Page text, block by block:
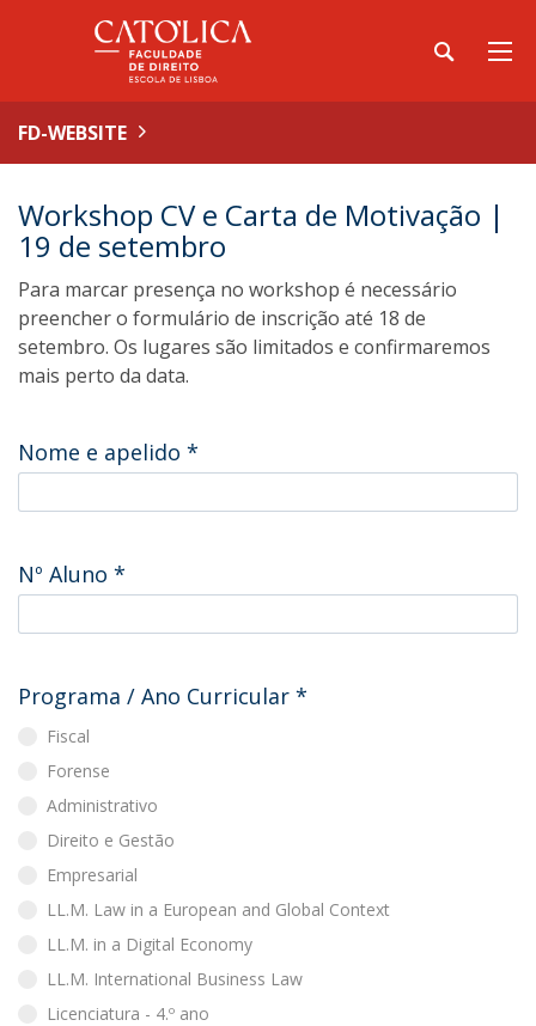
FD-WEBSITE
Workshop CV e Carta de Motivação |
19 de setembro
Para marcar presença no workshop é necessário
preencher o formulário de inscrição até 18 de
setembro. Os lugares são limitados e confirmaremos
mais perto da data.
Nome e apelido *
Nº Aluno *
Programa / Ano Curricular *
Fiscal
Forense
Administrativo
Direito e Gestão
Empresarial
LL.M. Law in a European and Global Context
LL.M. in a Digital Economy
LL.M. International Business Law
Licenciatura - 4.º ano